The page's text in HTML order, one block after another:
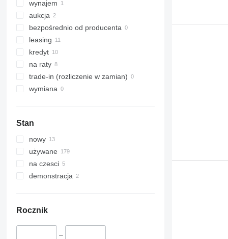
T-series
W-series
X-series
wynajem
aukcja
bezpośrednio od producenta
leasing
kredyt
na raty
trade-in (rozliczenie w zamian)
wymiana
Stan
nowy
używane
na czesci
demonstracja
Rocznik
–